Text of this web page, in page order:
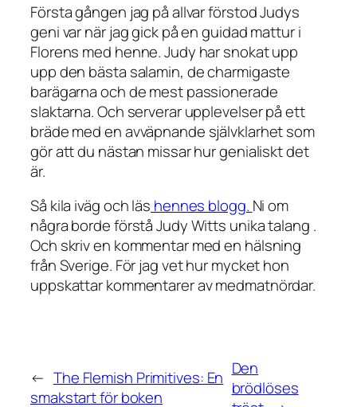
Första gången jag på allvar förstod Judys
geni var när jag gick på en guidad mattur i
Florens med henne. Judy har snokat upp
upp den bästa salamin, de charmigaste
barägarna och de mest passionerade
slaktarna. Och serverar upplevelser på ett
bräde med en avväpnande självklarhet som
gör att du nästan missar hur genialiskt det
är.
Så kila iväg och läs hennes blogg. Ni om
några borde förstå Judy Witts unika talang .
Och skriv en kommentar med en hälsning
från Sverige. För jag vet hur mycket hon
uppskattar kommentarer av medmatnördar.
← The Flemish Primitives: En
smakstart för boken
Den
brödlöses